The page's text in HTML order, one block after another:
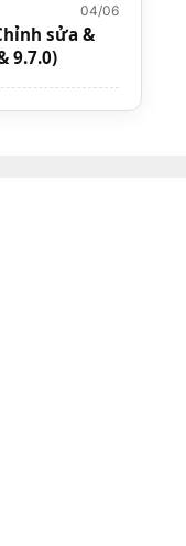
04/06
sửa &
9.7.0)